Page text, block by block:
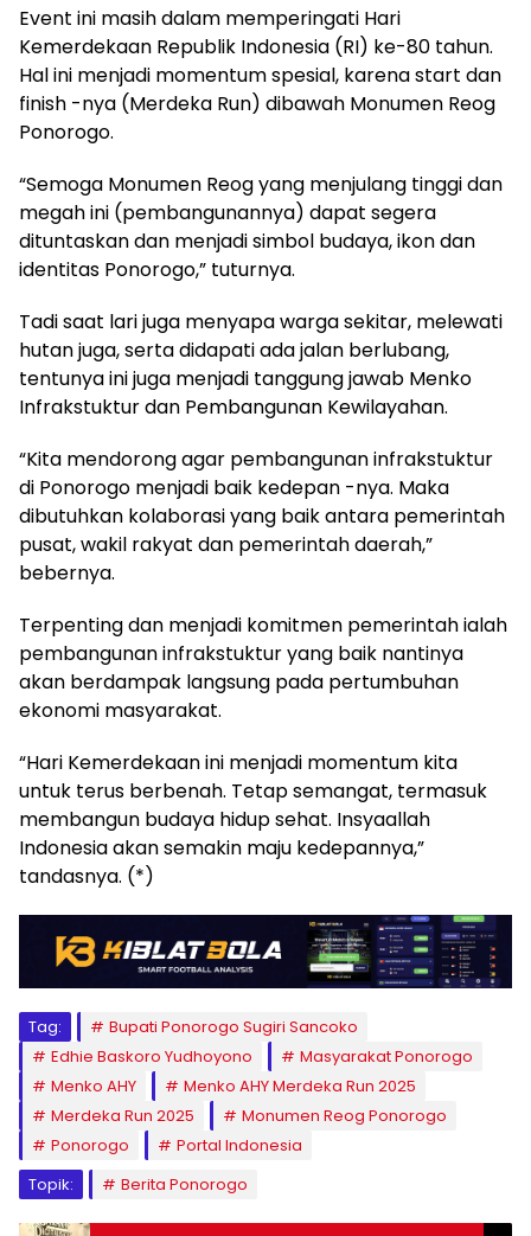
Event ini masih dalam memperingati Hari
Kemerdekaan Republik Indonesia (RI) ke-80 tahun.
Hal ini menjadi momentum spesial, karena start dan
finish -nya (Merdeka Run) dibawah Monumen Reog
Ponorogo.
“Semoga Monumen Reog yang menjulang tinggi dan
megah ini (pembangunannya) dapat segera
dituntaskan dan menjadi simbol budaya, ikon dan
identitas Ponorogo,” tuturnya.
Tadi saat lari juga menyapa warga sekitar, melewati
hutan juga, serta didapati ada jalan berlubang,
tentunya ini juga menjadi tanggung jawab Menko
Infrakstuktur dan Pembangunan Kewilayahan.
“Kita mendorong agar pembangunan infrakstuktur
di Ponorogo menjadi baik kedepan -nya. Maka
dibutuhkan kolaborasi yang baik antara pemerintah
pusat, wakil rakyat dan pemerintah daerah,”
bebernya.
Terpenting dan menjadi komitmen pemerintah ialah
pembangunan infrakstuktur yang baik nantinya
akan berdampak langsung pada pertumbuhan
ekonomi masyarakat.
“Hari Kemerdekaan ini menjadi momentum kita
untuk terus berbenah. Tetap semangat, termasuk
membangun budaya hidup sehat. Insyaallah
Indonesia akan semakin maju kedepannya,”
tandasnya. (*)
Tag:
Bupati Ponorogo Sugiri Sancoko
Edhie Baskoro Yudhoyono
Masyarakat Ponorogo
Menko AHY
Menko AHY Merdeka Run 2025
Merdeka Run 2025
Monumen Reog Ponorogo
Ponorogo
Portal Indonesia
Topik:
Berita Ponorogo